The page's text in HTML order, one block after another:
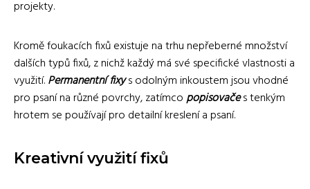
projekty.
Kromě foukacích fixů existuje na trhu nepřeberné množství
dalších typů fixů, z nichž každý má své specifické vlastnosti a
využití.Permanentní fixys odolným inkoustem jsou vhodné
pro psaní na různé povrchy, zatímcopopisovačes tenkým
hrotem se používají pro detailní kreslení a psaní.
Kreativní využití fixů